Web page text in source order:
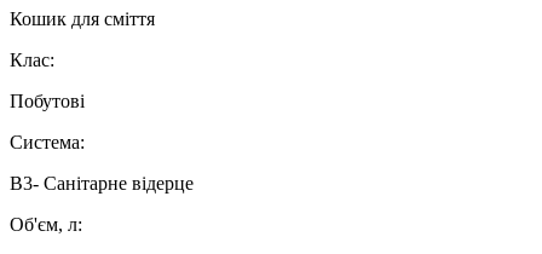
Кошик для сміття
Клас:
Побутові
Система:
В3- Санітарне відерце
Об'єм, л: